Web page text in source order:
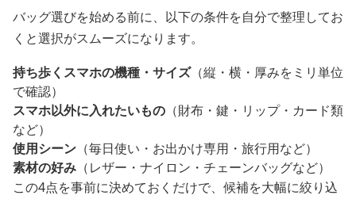
バッグ選びを始める前に、以下の条件を自分で整理してお
くと選択がスムーズになります。
持ち歩くスマホの機種・サイズ（縦・横・厚みをミリ単位
で確認）
スマホ以外に入れたいもの （財布・鍵・リップ・カード類
など）
使用シーン （毎日使い・お出かけ専用・旅行用など）
素材の好み （レザー・ナイロン・チェーンバッグなど）
この4点を事前に決めておくだけで、候補を大幅に絞り込